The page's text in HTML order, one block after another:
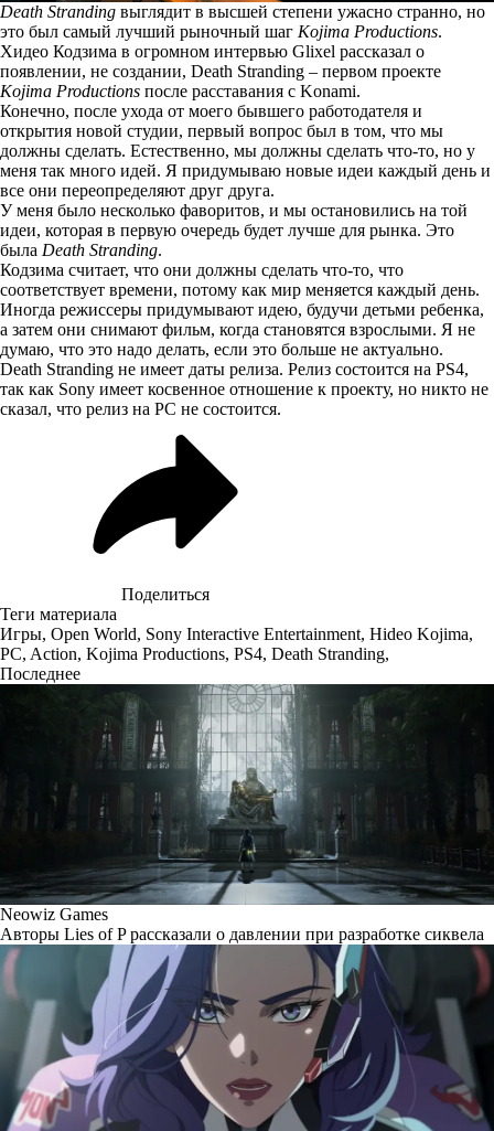
Death Stranding выглядит в высшей степени ужасно странно, но
это был самый лучший рыночный шаг Kojima Productions.
Хидео Кодзима в огромном интервью Glixel рассказал о
появлении, не создании, Death Stranding – первом проекте
Kojima Productions после расставания с Konami.
Конечно, после ухода от моего бывшего работодателя и
открытия новой студии, первый вопрос был в том, что мы
должны сделать. Естественно, мы должны сделать что-то, но у
меня так много идей. Я придумываю новые идеи каждый день и
все они переопределяют друг друга.
У меня было несколько фаворитов, и мы остановились на той
идеи, которая в первую очередь будет лучше для рынка. Это
была Death Stranding.
Кодзима считает, что они должны сделать что-то, что
соответствует времени, потому как мир меняется каждый день.
Иногда режиссеры придумывают идею, будучи детьми ребенка,
а затем они снимают фильм, когда становятся взрослыми. Я не
думаю, что это надо делать, если это больше не актуально.
Death Stranding не имеет даты релиза. Релиз состоится на PS4,
так как Sony имеет косвенное отношение к проекту, но никто не
сказал, что релиз на PC не состоится.
Поделиться
Теги материала
Игры, Open World, Sony Interactive Entertainment, Hideo Kojima,
PC, Action, Kojima Productions, PS4, Death Stranding,
Последнее
Neowiz Games
Авторы Lies of P рассказали о давлении при разработке сиквела